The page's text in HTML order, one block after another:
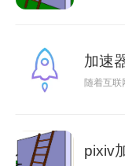
加速
随着互
pixiv